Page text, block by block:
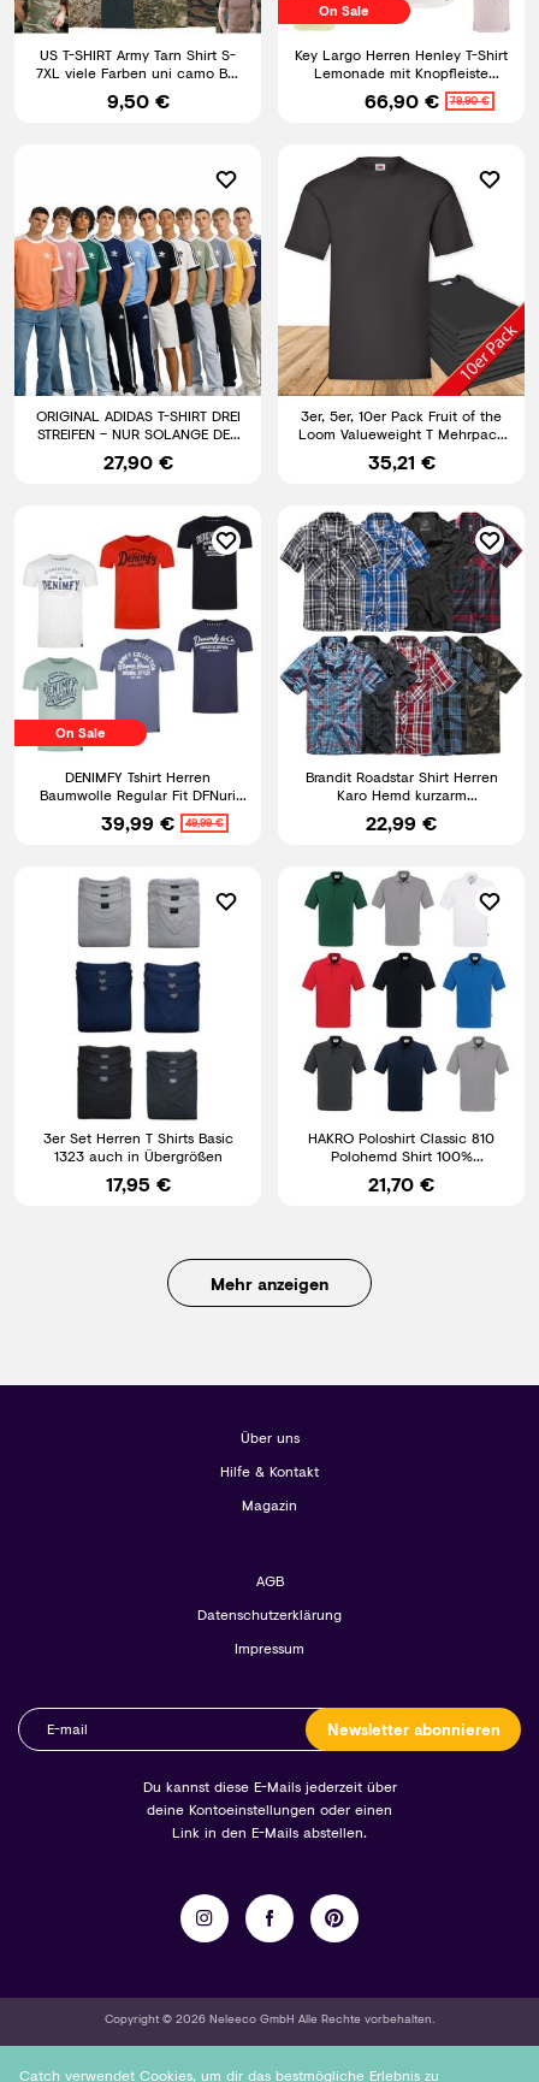
US T-SHIRT Army Tarn Shirt S-
7XL viele Farben uni camo BW
Bundeswehr Tarnshirt
9,50 €
On Sale
Key Largo Herren Henley T-Shirt
Lemonade mit Knopfleiste
vintage Look slim fit
66,90 € 79,90 €
ORIGINAL ADIDAS T-SHIRT DREI
STREIFEN – NUR SOLANGE DER
VORRAT REICHT S - XXL
27,90 €
3er, 5er, 10er Pack Fruit of the
Loom Valueweight T Mehrpack
Herren T-Shirt
35,21 €
On Sale
DENIMFY Tshirt Herren
Baumwolle Regular Fit DFNuri
4er Pack Set Rundhals Kurzarm
39,99 € 49,99 €
Brandit Roadstar Shirt Herren
Karo Hemd kurzarm
Freizeithemd kariert S-7XL
22,99 €
3er Set Herren T Shirts Basic
1323 auch in Übergrößen
17,95 €
HAKRO Poloshirt Classic 810
Polohemd Shirt 100%
Baumwolle XS - 3 XL
21,70 €
Mehr anzeigen
Über uns
Hilfe & Kontakt
Magazin
AGB
Datenschutzerklärung
Impressum
Newsletter abonnieren
Du kannst diese E-Mails jederzeit über
deine Kontoeinstellungen oder einen
Link in den E-Mails abstellen.
Copyright © 2026 Neleeco GmbH Alle Rechte vorbehalten.
Catch verwendet Cookies, um dir das bestmögliche Erlebnis zu